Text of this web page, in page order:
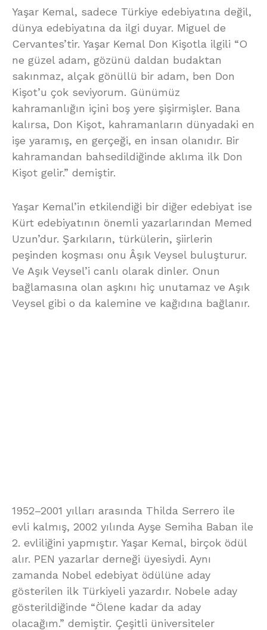
Yaşar Kemal, sadece Türkiye edebiyatına değil,
dünya edebiyatına da ilgi duyar. Miguel de
Cervantes’tir. Yaşar Kemal Don Kişotla ilgili “O
ne güzel adam, gözünü daldan budaktan
sakınmaz, alçak gönüllü bir adam, ben Don
Kişot’u çok seviyorum. Günümüz
kahramanlığın içini boş yere şişirmişler. Bana
kalırsa, Don Kişot, kahramanların dünyadaki en
işe yaramış, en gerçeği, en insan olanıdır. Bir
kahramandan bahsedildiğinde aklıma ilk Don
Kişot gelir.” demiştir.
Yaşar Kemal’in etkilendiği bir diğer edebiyat ise
Kürt edebiyatının önemli yazarlarından Memed
Uzun’dur. Şarkıların, türkülerin, şiirlerin
peşinden koşması onu Âşık Veysel buluşturur.
Ve Aşık Veysel’i canlı olarak dinler. Onun
bağlamasına olan aşkını hiç unutamaz ve Aşık
Veysel gibi o da kalemine ve kağıdına bağlanır.
1952–2001 yılları arasında Thilda Serrero ile
evli kalmış, 2002 yılında Ayşe Semiha Baban ile
2. evliliğini yapmıştır. Yaşar Kemal, birçok ödül
alır. PEN yazarlar derneği üyesiydi. Aynı
zamanda Nobel edebiyat ödülüne aday
gösterilen ilk Türkiyeli yazardır. Nobele aday
gösterildiğinde “Ölene kadar da aday
olacağım.” demiştir. Çeşitli üniversiteler